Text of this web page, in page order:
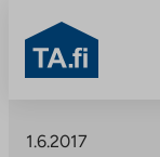
sisältöön
TA.fi
1.6.2017